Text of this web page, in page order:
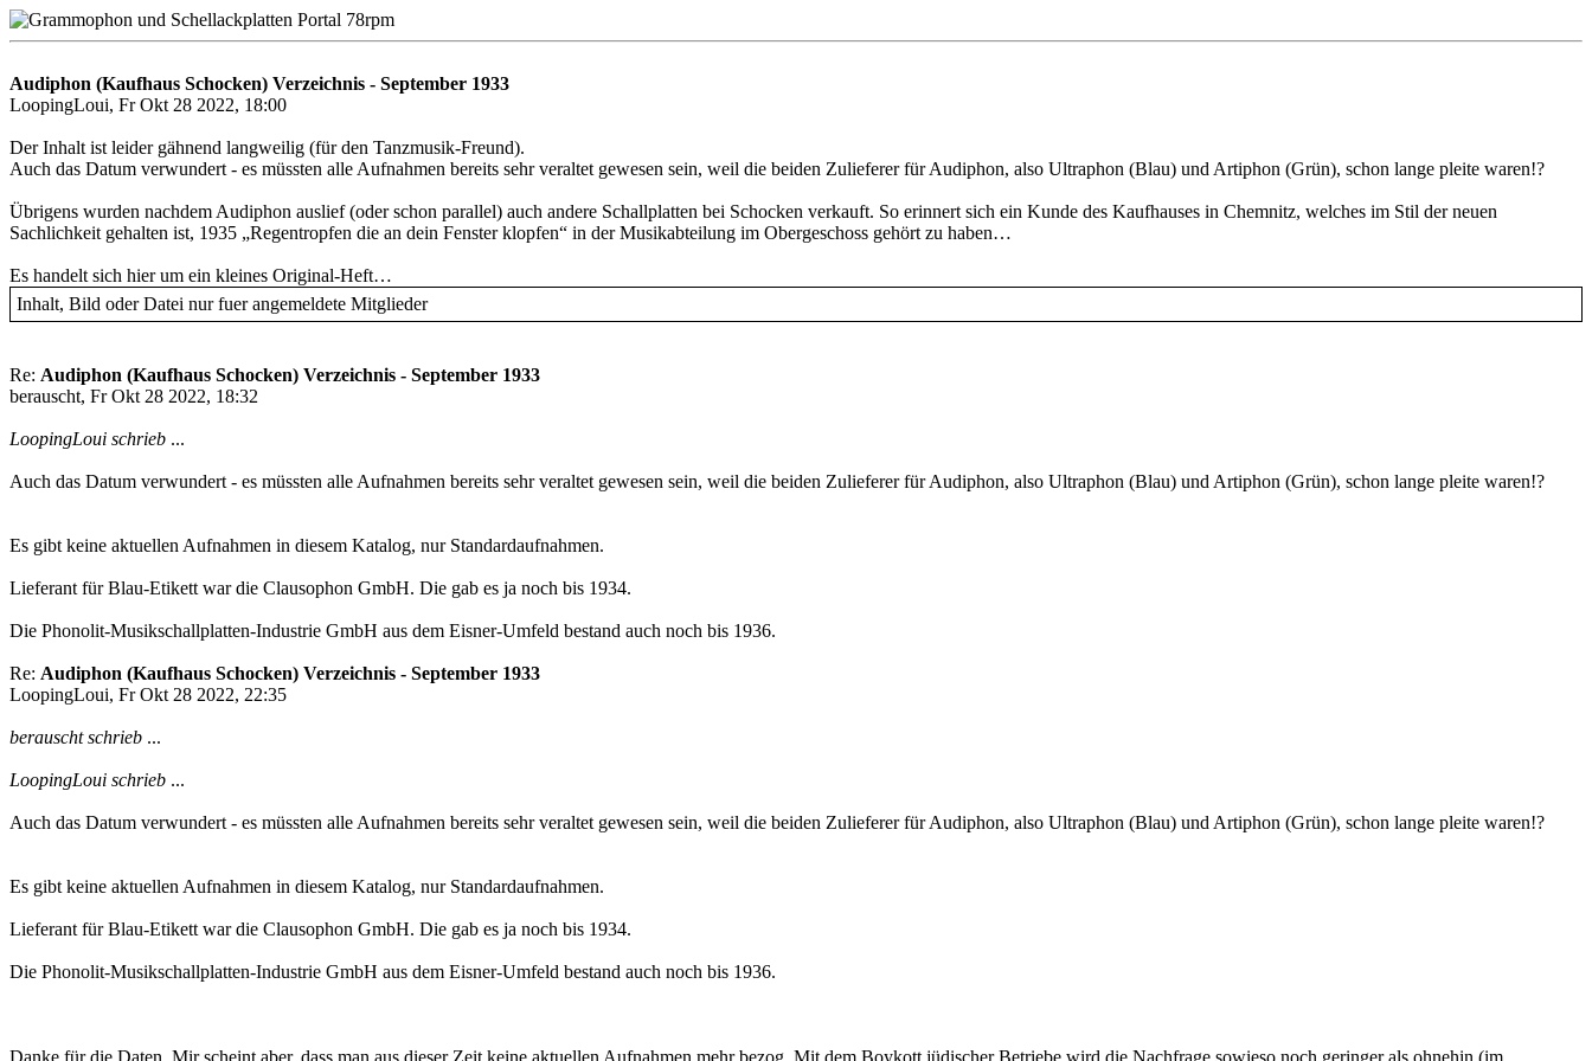
Audiphon (Kaufhaus Schocken) Verzeichnis - September 1933
LoopingLoui, Fr Okt 28 2022, 18:00
Der Inhalt ist leider gähnend langweilig (für den Tanzmusik-Freund).
Auch das Datum verwundert - es müssten alle Aufnahmen bereits sehr veraltet gewesen sein, weil die beiden Zulieferer für Audiphon, also Ultraphon (Blau) und Artiphon (Grün), schon lange pleite waren!?
Übrigens wurden nachdem Audiphon auslief (oder schon parallel) auch andere Schallplatten bei Schocken verkauft. So erinnert sich ein Kunde des Kaufhauses in Chemnitz, welches im Stil der neuen
Sachlichkeit gehalten ist, 1935 „Regentropfen die an dein Fenster klopfen“ in der Musikabteilung im Obergeschoss gehört zu haben…
Es handelt sich hier um ein kleines Original-Heft…
Inhalt, Bild oder Datei nur fuer angemeldete Mitglieder
Re: Audiphon (Kaufhaus Schocken) Verzeichnis - September 1933
berauscht, Fr Okt 28 2022, 18:32
LoopingLoui schrieb ...
Auch das Datum verwundert - es müssten alle Aufnahmen bereits sehr veraltet gewesen sein, weil die beiden Zulieferer für Audiphon, also Ultraphon (Blau) und Artiphon (Grün), schon lange pleite waren!?
Es gibt keine aktuellen Aufnahmen in diesem Katalog, nur Standardaufnahmen.
Lieferant für Blau-Etikett war die Clausophon GmbH. Die gab es ja noch bis 1934.
Die Phonolit-Musikschallplatten-Industrie GmbH aus dem Eisner-Umfeld bestand auch noch bis 1936.
Re: Audiphon (Kaufhaus Schocken) Verzeichnis - September 1933
LoopingLoui, Fr Okt 28 2022, 22:35
berauscht schrieb ...
LoopingLoui schrieb ...
Auch das Datum verwundert - es müssten alle Aufnahmen bereits sehr veraltet gewesen sein, weil die beiden Zulieferer für Audiphon, also Ultraphon (Blau) und Artiphon (Grün), schon lange pleite waren!?
Es gibt keine aktuellen Aufnahmen in diesem Katalog, nur Standardaufnahmen.
Lieferant für Blau-Etikett war die Clausophon GmbH. Die gab es ja noch bis 1934.
Die Phonolit-Musikschallplatten-Industrie GmbH aus dem Eisner-Umfeld bestand auch noch bis 1936.
Danke für die Daten. Mir scheint aber, dass man aus dieser Zeit keine aktuellen Aufnahmen mehr bezog. Mit dem Boykott jüdischer Betriebe wird die Nachfrage sowieso noch geringer als ohnehin (im